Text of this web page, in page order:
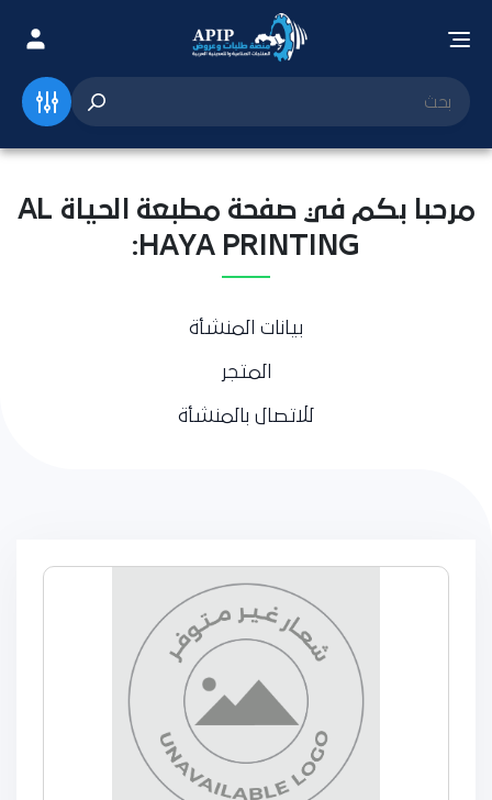
مرحبا بكم في صفحة مطبعة الحياة AL
HAYA PRINTING:
بيانات المنشأة
المتجر
للاتصال بالمنشأة